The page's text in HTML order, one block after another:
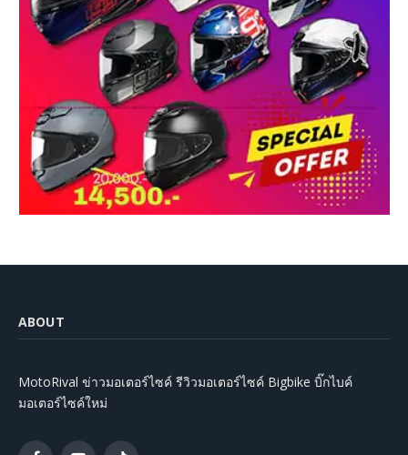
ABOUT
MotoRival ข่าวมอเตอร์ไซค์ รีวิวมอเตอร์ไซค์ Bigbike บิ๊กไบค์
มอเตอร์ไซค์ใหม่